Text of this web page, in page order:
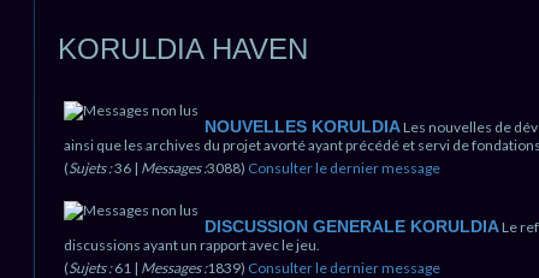
KORULDIA HAVEN
NOUVELLES KORULDIALes nouvelles de
ainsi que les archives du projet avorté ayant précédé et servi de
(Sujets :36 | Messages :3088) Consulter le dernier message
DISCUSSION GENERALE KORULDIALe
discussions ayant un rapport avec le jeu.
(Sujets :61 | Messages :1839) Consulter le dernier message